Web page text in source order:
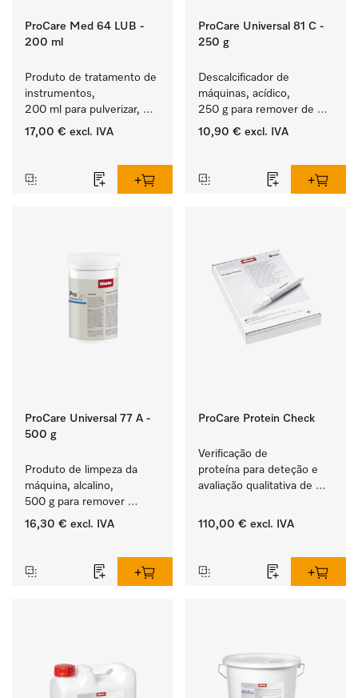
ProCare Med 64 LUB -
200 ml
Produto de tratamento de
instrumentos,
200 ml para pulverizar,
para o tratamento manual
17,00 € excl. IVA
ProCare Universal 81 C -
250 g
Descalcificador de
máquinas, acídico,
250 g para remover de
depósitos de calcário
10,90 € excl. IVA
ProCare Universal 77 A -
500 g
Produto de limpeza da
máquina, alcalino,
500 g para remover
depósitos de amido
16,30 € excl. IVA
ProCare Protein Check
Verificação de
proteína para deteção e
avaliação qualitativa de
proteínas.
110,00 € excl. IVA